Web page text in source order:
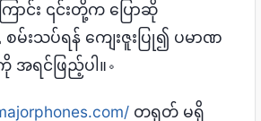
ြောင်း ၎င်းတို့က ပြောဆို
မ်းသပ်ရန် ကျေးဇူးပြု၍ ပမာဏ
ရင်ဖြည့်ပါ။。
တရုတ် မရှိ